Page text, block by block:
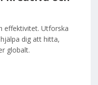
effektivitet. Utforska
dig att hitta,
globalt.